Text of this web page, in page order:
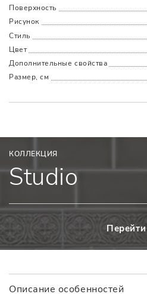
Поверхность
Рисунок
Стиль
Цвет
Дополнительные cвойства
Размер, см
НаличымиКартойПо счетуДолями
КОЛЛЕКЦИЯ
Studio
Перейти
Описание особенностей